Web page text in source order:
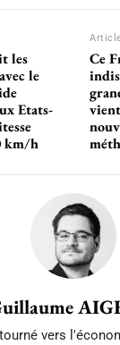
les
le
Etats-
km/h
Ce
vers